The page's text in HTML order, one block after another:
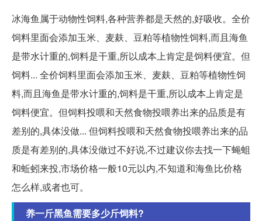
冰海鱼属于动物性饲料,各种营养都是天然的,好吸收。全价
饲料里面会添加玉米、麦麸、豆粕等植物性饲料,而且海鱼
是带水计重的,饲料是干重,所以成本上肯定是饲料便宜。但
饲料... 全价饲料里面会添加玉米、麦麸、豆粕等植物性饲
料,而且海鱼是带水计重的,饲料是干重,所以成本上肯定是
饲料便宜。但饲料投喂和天然食物投喂养出来的品质是有
差别的,具体没做... 但饲料投喂和天然食物投喂养出来的品
质是有差别的,具体没做过不好说,不过建议你去找一下蝇蛆
和蚯蚓来投,市场价格一般10元以内,不知道和海鱼比价格
怎么样,或者也可。
养一斤黑鱼需要多少斤饲料?